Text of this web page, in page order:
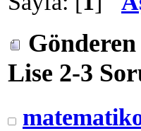
Gönderen
Lise 2-3